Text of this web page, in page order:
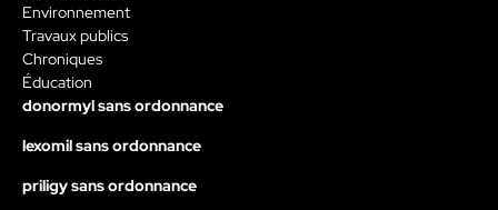
Environnement
Travaux publics
Chroniques
Éducation
donormyl sans ordonnance
lexomil sans ordonnance
priligy sans ordonnance